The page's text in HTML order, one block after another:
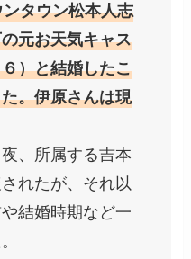
タウン松本人志
元お天気キャス
）と結婚したこ
。伊原さんは現
、所属する吉本
れたが、それ以
結婚時期など一